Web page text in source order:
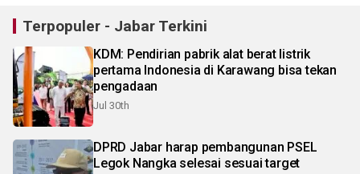
Terpopuler - Jabar Terkini
KDM: Pendirian pabrik alat berat listrik
pertama Indonesia di Karawang bisa tekan
pengadaan
Jul 30th
DPRD Jabar harap pembangunan PSEL
Legok Nangka selesai sesuai target